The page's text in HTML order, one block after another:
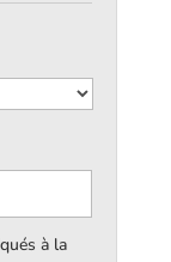
à la